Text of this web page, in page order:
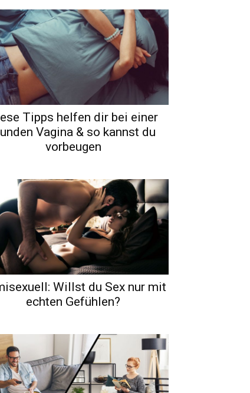
Tipps helfen dir bei einer
Vagina & so kannst du
vorbeugen
Willst du Sex nur mit
echten Gefühlen?